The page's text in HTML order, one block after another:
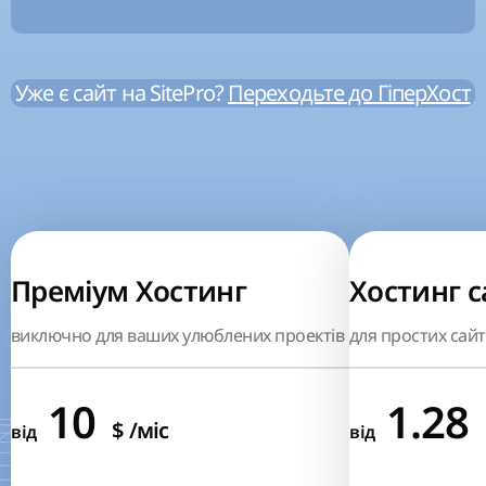
Уже є сайт на SitePro? Переходьте до ГіперХост
Преміум Хостинг
виключно для ваших улюблених проектів
від 10 $ /міс
Хостинг
для простих
від 1.28